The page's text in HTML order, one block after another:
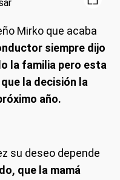
Mirko que acaba
siempre dijo
la familia pero esta
la decisión la
año.
su deseo depende
que la mamá